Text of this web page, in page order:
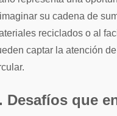
su cadena de
reciclados o al
captar la atención
Desafíos que